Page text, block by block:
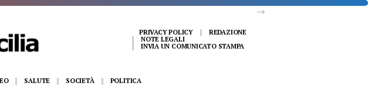
PRIVACY POLICY
REDAZIONE
NOTE LEGALI
INVIA UN COMUNICATO STAMPA
SALUTE SOCIETÀ POLITICA